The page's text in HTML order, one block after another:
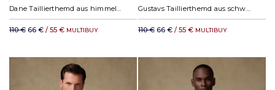
Dane Taillierthemd aus himmelblauem Denim
110 € 66 € / 55 € MULTIBUY
Gustavs Taillierthemd aus schwarzem Jeansstoff - Button down kragen
110 € 66 € / 55 € MULTIBUY